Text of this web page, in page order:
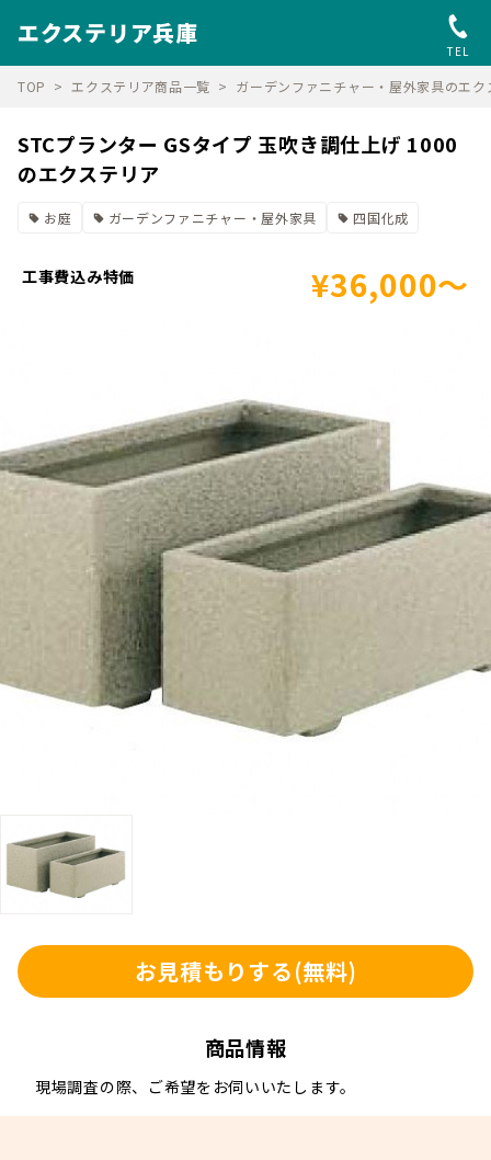
エクステリア兵庫
TEL
TOP エクステリア商品一覧 ガーデンファニチャー・屋外家具のエク
STCプランター GSタイプ 玉吹き調仕上げ 1000
のエクステリア
お庭 ガーデンファニチャー・屋外家具 四国化成
工事費込み特価 ¥36,000～
お見積もりする(無料)
商品情報
現場調査の際、ご希望をお伺いいたします。